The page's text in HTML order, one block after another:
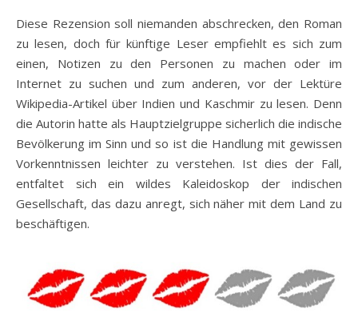
Diese Rezension soll niemanden abschrecken, den Roman
zu lesen, doch für künftige Leser empfiehlt es sich zum
einen, Notizen zu den Personen zu machen oder im
Internet zu suchen und zum anderen, vor der Lektüre
Wikipedia-Artikel über Indien und Kaschmir zu lesen. Denn
die Autorin hatte als Hauptzielgruppe sicherlich die indische
Bevölkerung im Sinn und so ist die Handlung mit gewissen
Vorkenntnissen leichter zu verstehen. Ist dies der Fall,
entfaltet sich ein wildes Kaleidoskop der indischen
Gesellschaft, das dazu anregt, sich näher mit dem Land zu
beschäftigen.